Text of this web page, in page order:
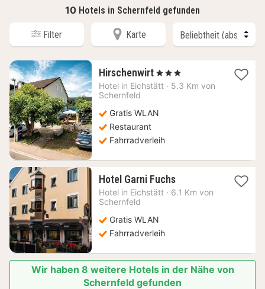
10 Hotels in Schernfeld gefunden
Filter Karte
Hirschenwirt 1
Nacht
€
, 3 Sterne
Hotel in Eichstätt · 5.3 Km von
Schernfeld
Gratis WLAN
Restaurant
Fahrradverleih
Hotel Garni Fuchs1
Nacht
Hotel in Eichstätt · 6.1 Km von
Schernfeld
Gratis WLAN
Fahrradverleih
Wir haben 8 weitere Hotels in der Nähe von
Schernfeld gefunden